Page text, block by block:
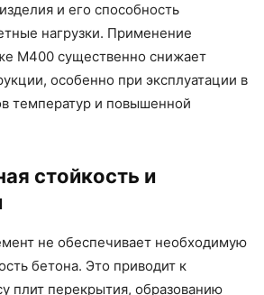
и его способность
нагрузки. Применение
М400 существенно снижает
особенно при эксплуатации в
температур и повышенной
стойкость и
не обеспечивает необходимую
бетона. Это приводит к
плит перекрытия, образованию